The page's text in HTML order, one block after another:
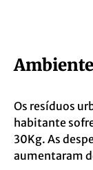
Ambiente
Os resíduos
habitante
30Kg. As
aumentaram